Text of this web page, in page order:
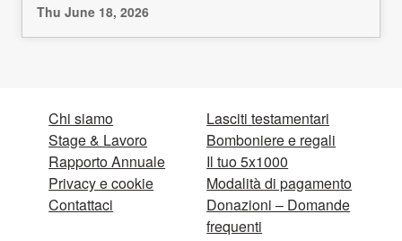
Thu June 18, 2026
Chi siamo
Stage & Lavoro
Rapporto Annuale
Privacy e cookie
Contattaci
Lasciti testamentari
Bomboniere e regali
Il tuo 5x1000
Modalità di pagamento
Donazioni – Domande
frequenti